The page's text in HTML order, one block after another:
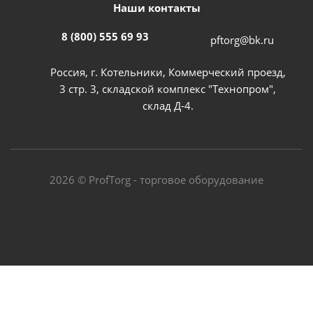
Наши контакты
8 (800) 555 69 93 pftorg@bk.ru
Россия, г. Котельники, Коммерческий проезд,
3 стр. 3, складской комплекс "Технопром",
склад Д-4.
2026 © ProfTorg - торговое оборудование